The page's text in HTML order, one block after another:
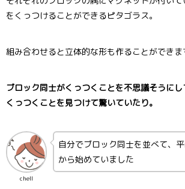
をくっつけることができるピタゴラス。
組み合わせると立体的な形も作ることができま
ブロック同士がくっつくことを不思議そうに
くっつくことを見つけて驚いていたり。
chell
自分でブロック同士を並べて、
から始めていました